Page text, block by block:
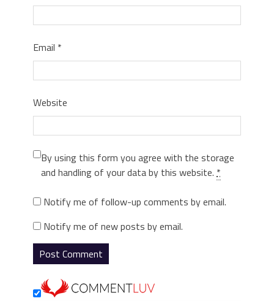
Email *
Website
By using this form you agree with the storage
and handling of your data by this website. *
Notify me of follow-up comments by email.
Notify me of new posts by email.